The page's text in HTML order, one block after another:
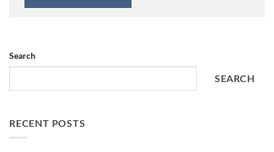
Search
SEARCH
RECENT POSTS